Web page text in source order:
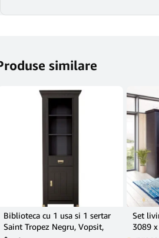
similare
Biblioteca cu 1 usa si 1 sertar
Saint Tropez Negru, Vopsit,
Set
3089